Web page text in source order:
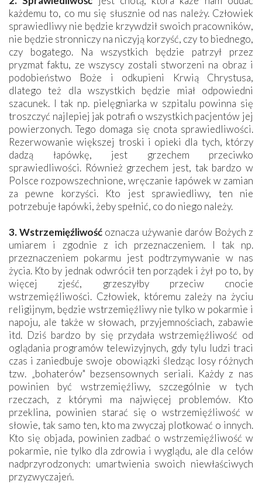
każdemu to, co mu się słusznie od nas należy. Człowiek
sprawiedliwy nie będzie krzywdził swoich pracowników,
nie będzie stronniczy na niczyją korzyść, czy to biednego,
czy bogatego. Na wszystkich będzie patrzył przez
pryzmat faktu, ze wszyscy zostali stworzeni na obraz i
podobieństwo Boże i odkupieni Krwią Chrystusa,
dlatego też dla wszystkich będzie miał odpowiedni
szacunek. I tak np. pielęgniarka w szpitalu powinna się
troszczyć najlepiej jak potrafi o wszystkich pacjentów jej
powierzonych. Tego domaga się cnota sprawiedliwości.
Rezerwowanie większej troski i opieki dla tych, którzy
dadzą łapówkę, jest grzechem przeciwko
sprawiedliwości. Również grzechem jest, tak bardzo w
Polsce rozpowszechnione, wręcza­nie łapówek w zamian
za pewne korzyści. Kto jest sprawiedliwy, ten nie
potrzebuje łapówki, żeby spełnić, co do niego należy.
3. Wstrzemięźliwość oznacza używanie darów Bożych z
umiarem i zgodnie z ich przeznaczeniem. I tak np.
przeznaczeniem pokarmu jest podtrzymywanie w nas
życia. Kto by jednak odwrócił ten porządek i żył po to, by
więcej zjeść, grzeszyłby przeciw cnocie
wstrzemięźliwości. Człowiek, któremu zależy na życiu
religijnym, będzie wstrzemięźliwy nie tylko w pokarmie i
napoju, ale także w słowach, przyjemnościach, zabawie
itd. Dziś bardzo by się przydała wstrzemięźliwość od
oglądania programów telewizyjnych, gdy tylu ludzi traci
czas i zaniedbuje swoje obowiązki śledząc losy różnych
tzw. „bohaterów" bezsensownych seriali. Każdy z nas
powinien być wstrzemięźliwy, szczególnie w tych
rzeczach, z którymi ma najwięcej problemów. Kto
przeklina, powinien starać się o wstrzemięźliwość w
słowie, tak samo ten, kto ma zwyczaj plotkować o innych.
Kto się objada, powinien zadbać o wstrzemięźliwość w
pokarmie, nie tylko dla zdrowia i wyglądu, ale dla celów
nadprzyrodzonych: umartwienia swoich niewłaściwych
przyzwyczajeń.